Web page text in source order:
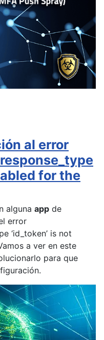
al error
for the
alguna app de
error
‘id_token’ is not
a ver en este
para que